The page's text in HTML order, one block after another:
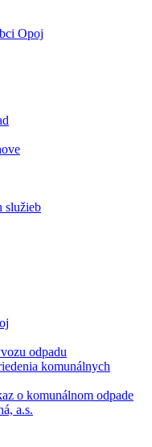
Opoj
služieb
odpadu
komunálnych
o komunálnom odpade
a.s.